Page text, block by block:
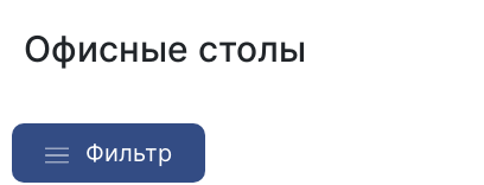
Офисные столы
Фильтр